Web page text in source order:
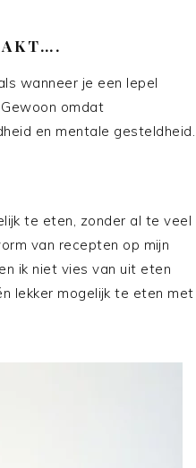
wanneer je een lepel
omdat
en mentale gesteldheid.
te eten, zonder al te veel
van recepten op mijn
ik niet vies van uit eten
lekker mogelijk te eten met